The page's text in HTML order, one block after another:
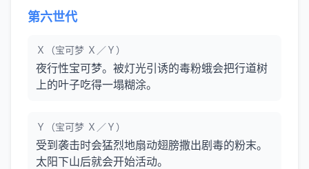
第六世代
Ｘ（宝可梦 Ｘ／Ｙ）
夜行性宝可梦。被灯光引诱的毒粉蛾会把行道树
上的叶子吃得一塌糊涂。
Ｙ（宝可梦 Ｘ／Ｙ）
受到袭击时会猛烈地扇动翅膀撒出剧毒的粉末。
太阳下山后就会开始活动。